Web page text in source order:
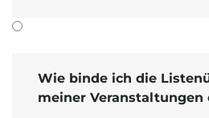
Wie binde ich die
meiner Veranstaltungen